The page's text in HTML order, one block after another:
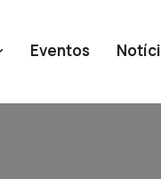
Eventos